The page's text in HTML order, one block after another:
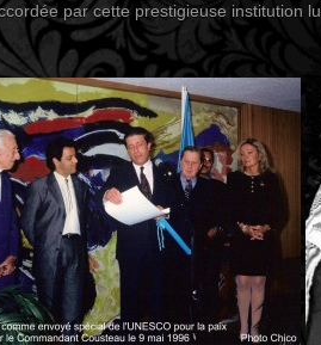
par cette prestigieuse institution